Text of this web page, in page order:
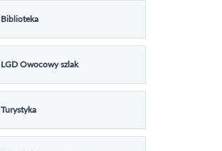
Biblioteka
LGD Owocowy szlak
Turystyka